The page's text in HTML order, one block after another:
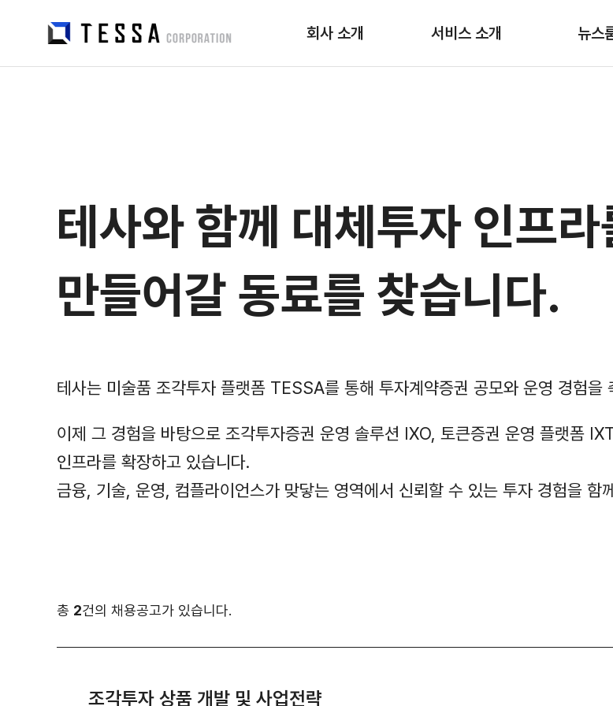
회사 소개 서비스 소개 뉴스
테사와 함께 대체투자 인프라
만들어갈 동료를 찾습니다.
테사는 미술품 조각투자 플랫폼 TESSA를 통해 투자계약증권 공모와 운영 경험을
이제 그 경험을 바탕으로 조각투자증권 운영 솔루션 IXO, 토큰증권 운영 플랫폼
인프라를 확장하고 있습니다.
금융, 기술, 운영, 컴플라이언스가 맞닿는 영역에서 신뢰할 수 있는 투자 경험을 함
총 2건의 채용공고가 있습니다.
조각투자 상품 개발 및 사업전략